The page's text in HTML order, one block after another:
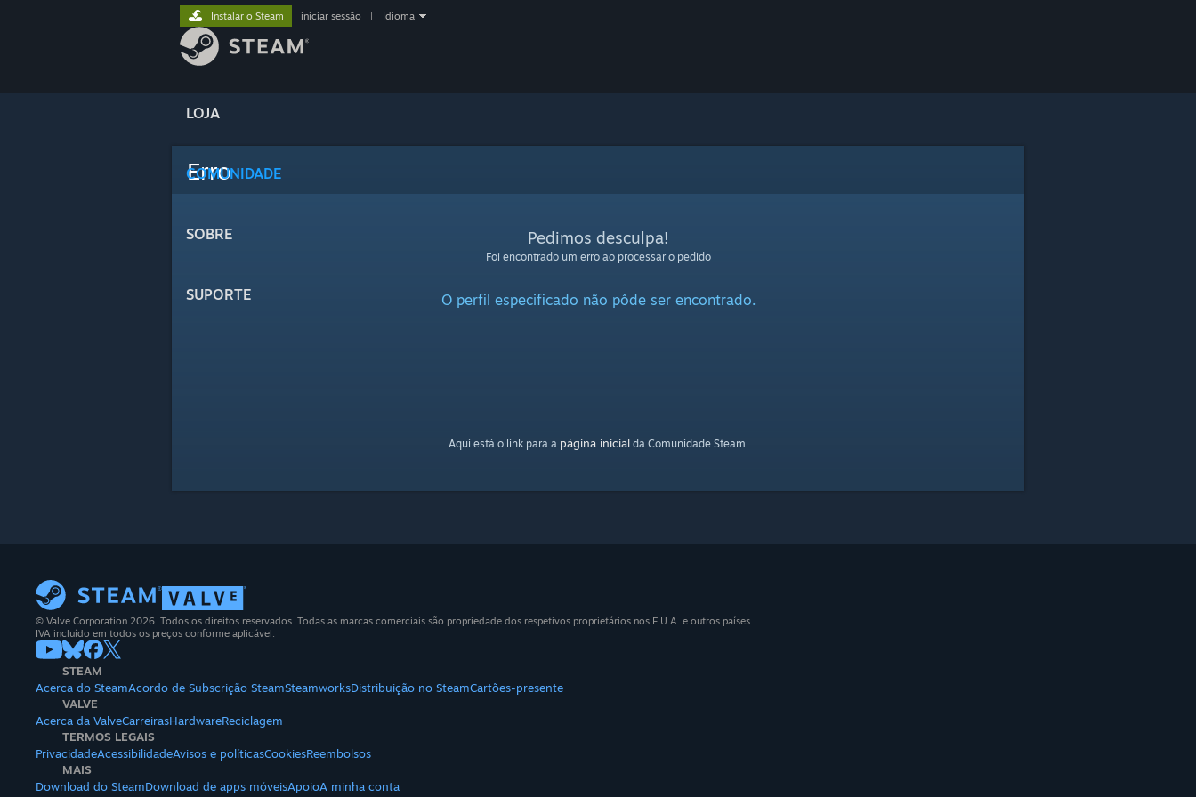
LOJA
COMUNIDADE
SOBRE
SUPORTE
Instalar o Steam iniciar sessão Idioma
Erro
Pedimos desculpa!
Foi encontrado um erro ao processar o pedido
O perfil especificado não pôde ser encontrado.
Aqui está o link para a página inicial da Comunidade Steam.
© Valve Corporation 2026. Todos os direitos reservados. Todas as marcas comerciais são propriedade dos respetivos proprietários nos E.U.A. e outros países.
IVA incluído em todos os preços conforme aplicável.
STEAM
Acerca do SteamAcordo de Subscrição SteamSteamworksDistribuição no SteamCartões-presente
VALVE
Acerca da ValveCarreirasHardwareReciclagem
TERMOS LEGAIS
PrivacidadeAcessibilidadeAvisos e políticasCookiesReembolsos
MAIS
Download do SteamDownload de apps móveisApoioA minha conta